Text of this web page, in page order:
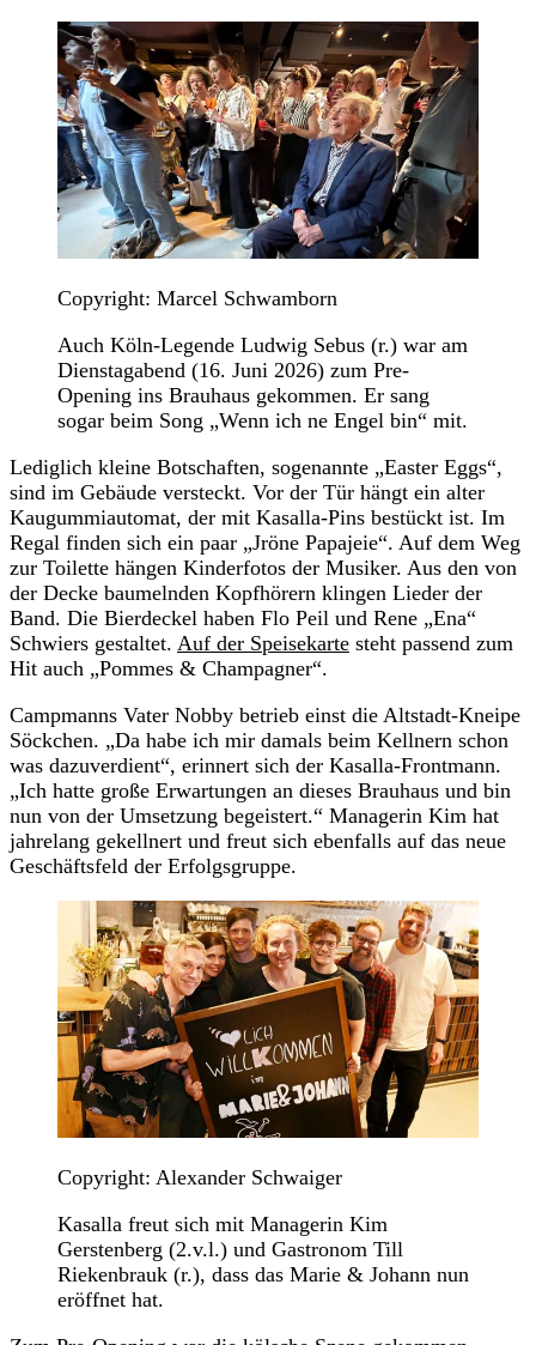
Copyright: Marcel Schwamborn
Auch Köln-Legende Ludwig Sebus (r.) war am
Dienstagabend (16. Juni 2026) zum Pre-
Opening ins Brauhaus gekommen. Er sang
sogar beim Song „Wenn ich ne Engel bin“ mit.
Lediglich kleine Botschaften, sogenannte „Easter Eggs“,
sind im Gebäude versteckt. Vor der Tür hängt ein alter
Kaugummiautomat, der mit Kasalla-Pins bestückt ist. Im
Regal finden sich ein paar „Jröne Papajeie“. Auf dem Weg
zur Toilette hängen Kinderfotos der Musiker. Aus den von
der Decke baumelnden Kopfhörern klingen Lieder der
Band. Die Bierdeckel haben Flo Peil und Rene „Ena“
Schwiers gestaltet. Auf der Speisekarte steht passend zum
Hit auch „Pommes & Champagner“.
Campmanns Vater Nobby betrieb einst die Altstadt-Kneipe
Söckchen. „Da habe ich mir damals beim Kellnern schon
was dazuverdient“, erinnert sich der Kasalla-Frontmann.
„Ich hatte große Erwartungen an dieses Brauhaus und bin
nun von der Umsetzung begeistert.“ Managerin Kim hat
jahrelang gekellnert und freut sich ebenfalls auf das neue
Geschäftsfeld der Erfolgsgruppe.
Copyright: Alexander Schwaiger
Kasalla freut sich mit Managerin Kim
Gerstenberg (2.v.l.) und Gastronom Till
Riekenbrauk (r.), dass das Marie & Johann nun
eröffnet hat.